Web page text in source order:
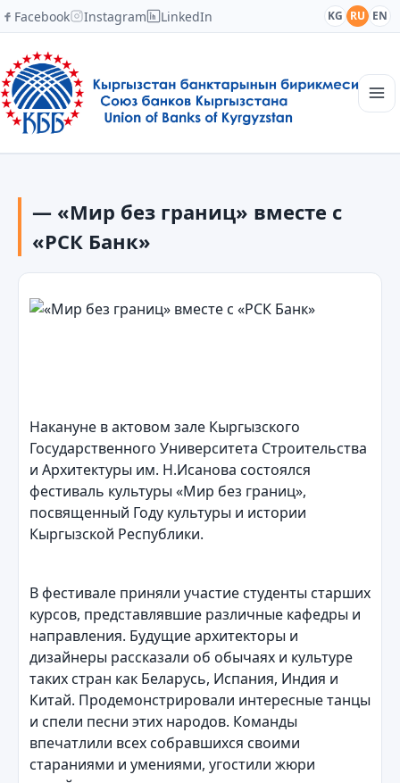
Facebook Instagram LinkedIn KG RU EN
Новости
Академия
Члены и партнеры
Сотрудничество
Контакты
— «Мир без границ» вместе с
«РСК Банк»
Накануне в актовом зале Кыргызского
Государственного Университета Строительства
и Архитектуры им. Н.Исанова состоялся
фестиваль культуры «Мир без границ»,
посвященный Году культуры и истории
Кыргызской Республики.
В фестивале приняли участие студенты старших
курсов, представлявшие различные кафедры и
направления. Будущие архитекторы и
дизайнеры рассказали об обычаях и культуре
таких стран как Беларусь, Испания, Индия и
Китай. Продемонстрировали интересные танцы
и спели песни этих народов. Команды
впечатлили всех собравшихся своими
стараниями и умениями, угостили жюри